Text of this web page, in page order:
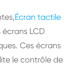
Écran tactile
écrans LCD
Ces écrans
le contrôle de